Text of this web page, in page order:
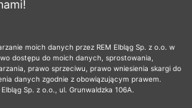
moich danych przez REM Elbląg Sp. z o.o. w
dostępu do moich danych, sprostowania,
prawo sprzeciwu, prawo wniesienia skargi do
danych zgodnie z obowiązującym prawem.
Sp. z o.o., ul. Grunwaldzka 106A.